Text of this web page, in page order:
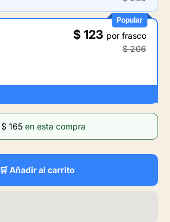
Popular
$ 123 por frasco
$ 206
$ 165en esta compra
🛒 Añadir al carrito